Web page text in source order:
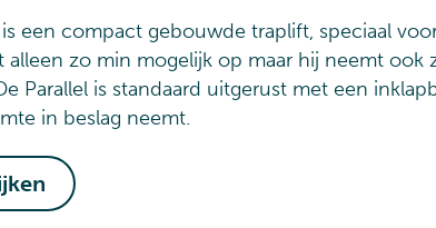
een compact gebouwde traplift, speciaal
alleen zo min mogelijk op maar hij neemt ook
Parallel is standaard uitgerust met een
in beslag neemt.